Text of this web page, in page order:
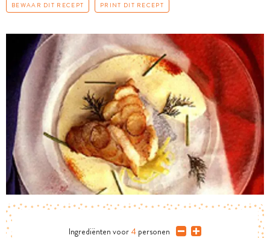
BEWAAR DIT RECEPT PRINT DIT RECEPT
Ingrediënten voor 4 personen